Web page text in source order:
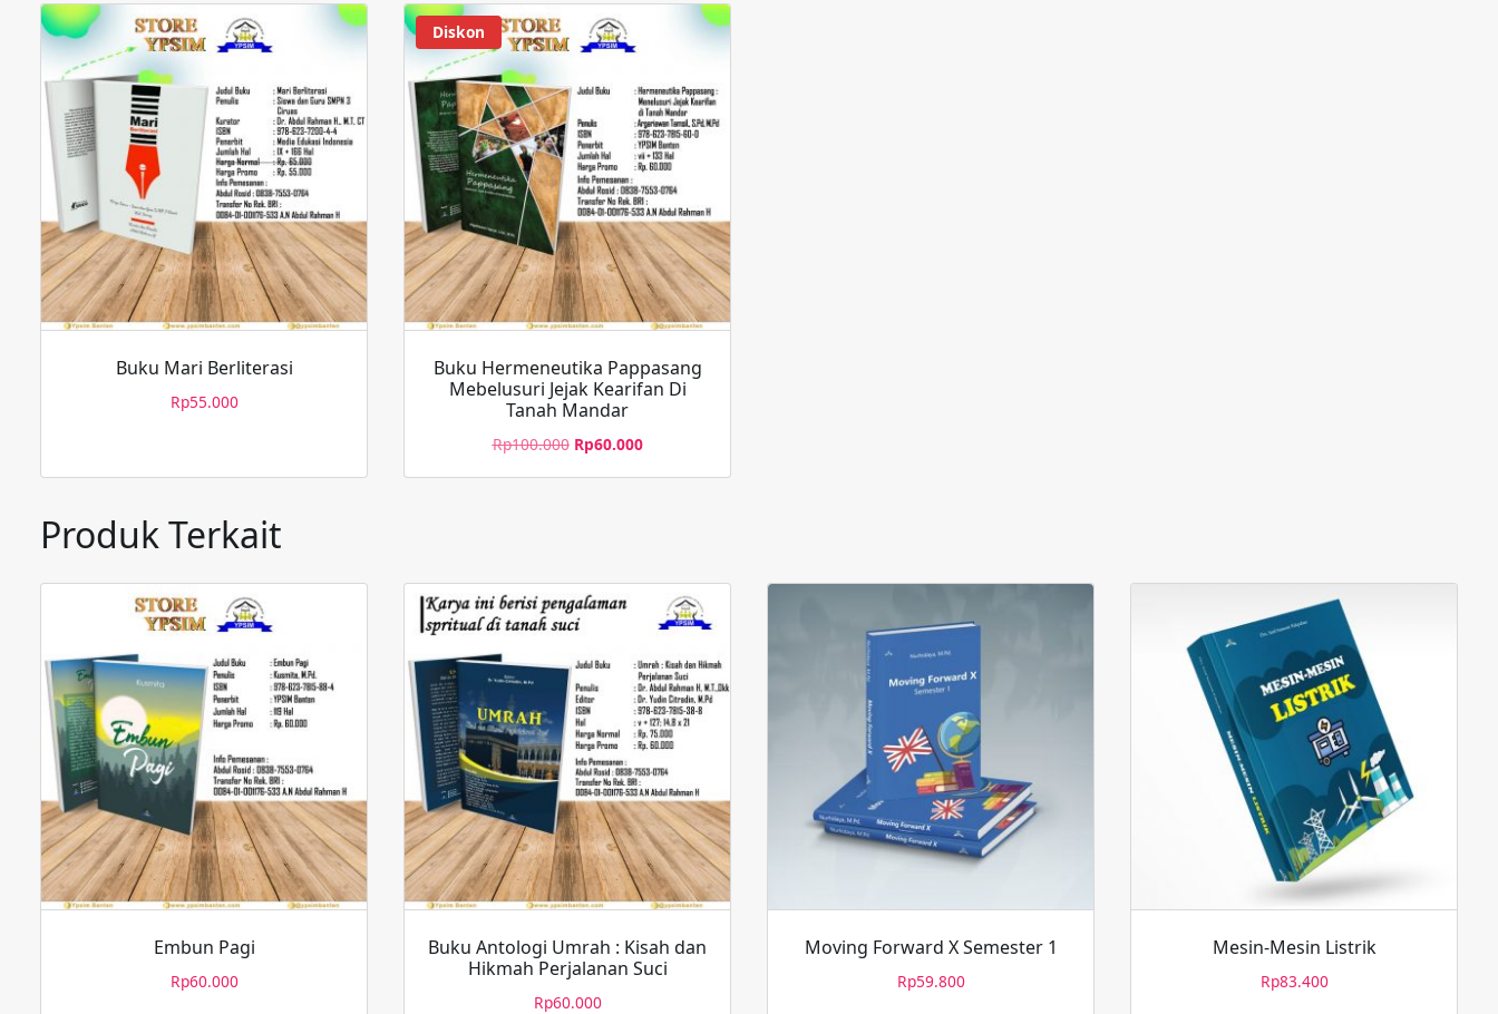
Buku Mari Berliterasi
Rp55.000
Diskon
Buku Hermeneutika Pappasang
Mebelusuri Jejak Kearifan Di
Tanah Mandar
Rp100.000 Rp60.000
Produk Terkait
Embun Pagi
Rp60.000
Buku Antologi Umrah : Kisah dan
Hikmah Perjalanan Suci
Rp60.000
Moving Forward X Semester 1
Rp59.800
Mesin-Mesin Listrik
Rp83.400